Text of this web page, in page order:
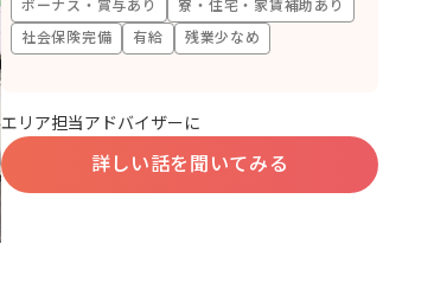
ボーナス・賞与あり
寮・住宅・家賃補助あり
社会保険完備
有給 残業少なめ
エリア担当アドバイザーに
詳しい話を聞いてみる